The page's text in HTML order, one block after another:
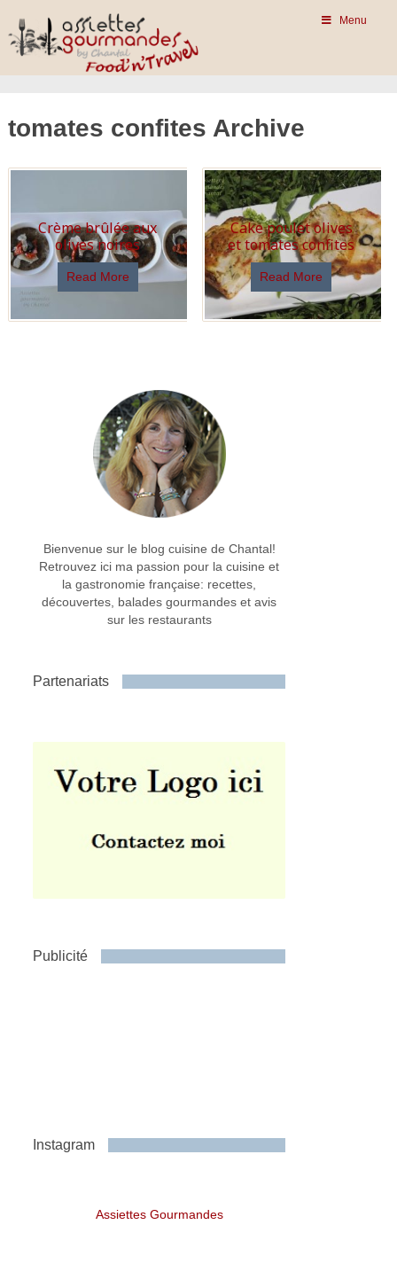
Menu
tomates confites Archive
Crème brûlée aux
olives noires
Read More
Cake poulet olives
et tomates confites
Read More
Bienvenue sur le blog cuisine de Chantal!
Retrouvez ici ma passion pour la cuisine et
la gastronomie française: recettes,
découvertes, balades gourmandes et avis
sur les restaurants
Partenariats
Publicité
Instagram
Assiettes Gourmandes